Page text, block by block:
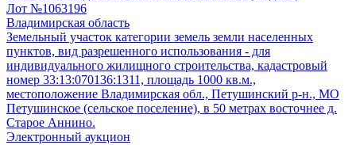
Лот №1063196
Владимирская область
Земельный участок категории земель земли населенных
пунктов, вид разрешенного использования - для
индивидуального жилищного строительства, кадастровый
номер 33:13:070136:1311, площадь 1000 кв.м.,
местоположение Владимирская обл., Петушинский р-н., МО
Петушинское (сельское поселение), в 50 метрах восточнее д.
Старое Аннино.
Электронный аукцион